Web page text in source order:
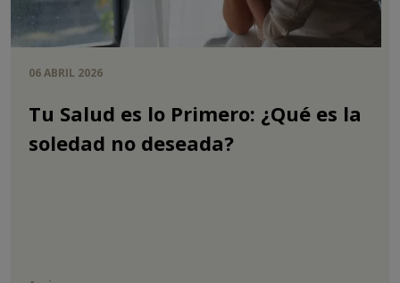
06 ABRIL 2026
Tu Salud es lo Primero: ¿Qué es la
soledad no deseada?